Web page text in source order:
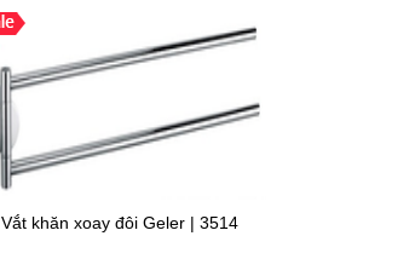
Vắt khăn xoay đôi Geler | 3514